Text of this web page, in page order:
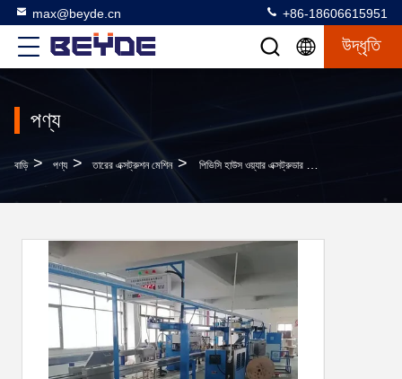
max@beyde.cn +86-18606615951
উদ্ধৃতি
পণ্য
বাড়ি > পণ্য > তারের এক্সট্রুশন মেশিন > পিভিসি হাউস ওয়্যার এক্সট্রুডার মেশিন ইলেকট্রিক কেবল ম্যানুফ্যাকচারিং প্ল্যান্ট 80 + 45